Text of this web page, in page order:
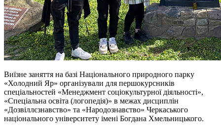
Виїзне заняття на базі Національного природного парку
«Холодний Яр» організували для першокурсників
спеціальностей «Менеджмент соціокультурної діяльності»,
«Спеціальна освіта (логопедія)» в межах дисциплін
«Дозвіллєзнавство» та «Народознавство» Черкаського
національного університету імені Богдана Хмельницького.